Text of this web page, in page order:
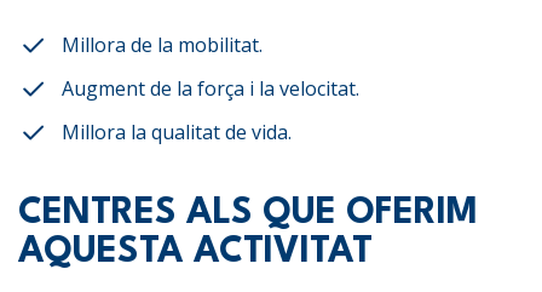
Millora de la mobilitat.
Augment de la força i la velocitat.
Millora la qualitat de vida.
CENTRES ALS QUE OFERIM
AQUESTA ACTIVITAT